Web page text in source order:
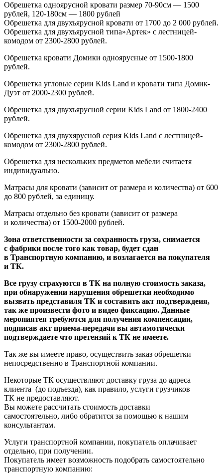
Обрешетка одноярусной кровати размер 70-90см — 1500
рублей, 120-180см — 1800 рублей
Обрешетка для двухъярусной кровати от 1700 до 2 000 рублей.
Обрешетка для двухъярусной типа»Артек» с лестницей-
комодом от 2300-2800 рублей.
Обрешетка кровати Домики одноярусные от 1500-1800
рублей.
Обрешетка угловые серии Kids Land и кровати типа Домик-
Дуэт от 2000-2300 рублей.
Обрешетка для двухъярусной серии Kids Land от 1800-2400
рублей.
Обрешетка для двухярусной серия Kids Land с лестницей-
комодом от 2300-2800 рублей.
Обрешетка для нескольких предметов мебели считаетя
индивидуально.
Матрасы для кровати (зависит от размера и количества) от 600
до 800 рублей, за единицу.
Матрасы отдельно без кровати (зависит от размера
и количества) от 1500-2000 рублей.
Зона ответственности за сохранность груза, снимается
с фабрики после того как товар, будет сдан
в Транспортную компанию, и возлагается на покупателя
и ТК.
Все грузу страхуются в ТК на полную стоимость заказа,
при обнаружении нарушения обрешетки необходимо
вызвать представиля ТК и составить акт подтверждеия,
так же произвести фото и видео фиксацию. Данные
меропиятея требуются для получения компенсации,
подписав акт приема-передачи вы автамотически
подтверждаете что претензий к ТК не имеете.
Так же вы имеете право, осуществить заказ обрешетки
непосредственно в Транспортной компании.
Некоторые ТК осуществляют доставку груза до адреса
клиента (до подъезда), как правило, услуги грузчиков
ТК не предоставляют.
Вы можете рассчитать стоимость доставки
самостоятельно, либо обратится за помощью к нашим
консультантам.
Услуги транспортной компании, покупатель оплачивает
отдельно, при получении.
Покупатель имеет возможность подобрать самостоятельно
транспортную компанию: